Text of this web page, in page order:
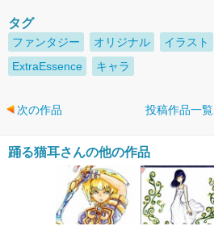
タグ
ファンタジー オリジナル イラスト
ExtraEssence
キャラ
次の作品 投稿作品一覧
踊る猫耳さんの他の作品